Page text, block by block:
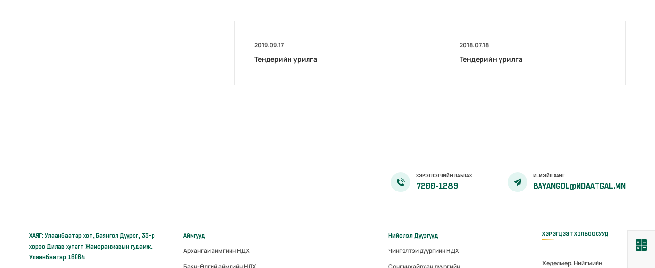
2019.09.17
Тендерийн урилга
2018.07.18
Тендерийн урилга
ХЭРЭГЛЭГЧИЙН ЛАВЛАХ
7200-1289
И-МЭЙЛ ХАЯГ
BAYANGOL@NDAATGAL.MN
ХАЯГ: Улаанбаатар хот, Баянгол Дүүрэг, 33-р
хороо Дилав хутагт Жамсранжавын гудамж,
Улаанбаатар 16064
Аймгууд
Архангай аймгийн НДХ
Баян-Өлгий аймгийн НДХ
Нийслэл Дүүргүүд
Чингэлтэй дүүргийн НДХ
Сонгинхайрхан дүүргийн
ХЭРЭГЦЭЭТ ХОЛБООСУУД
Хөдөлмөр, Нийгмийн